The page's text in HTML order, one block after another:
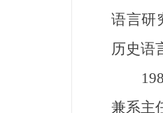
语言研
历史语
1989-
兼系主